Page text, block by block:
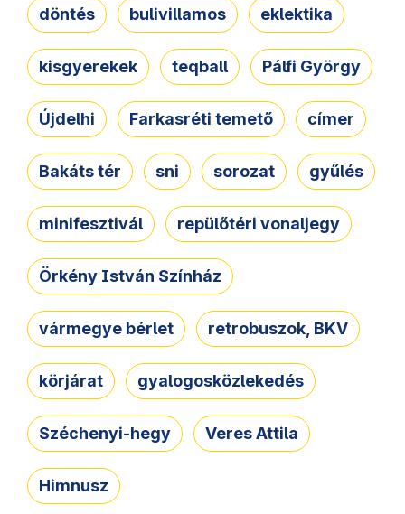
döntés bulivillamos eklektika
kisgyerekek teqball Pálfi György
Újdelhi Farkasréti temető címer
Bakáts tér sni sorozat gyűlés
minifesztivál repülőtéri vonaljegy
Örkény István Színház
vármegye bérlet retrobuszok, BKV
körjárat gyalogosközlekedés
Széchenyi-hegy Veres Attila
Himnusz